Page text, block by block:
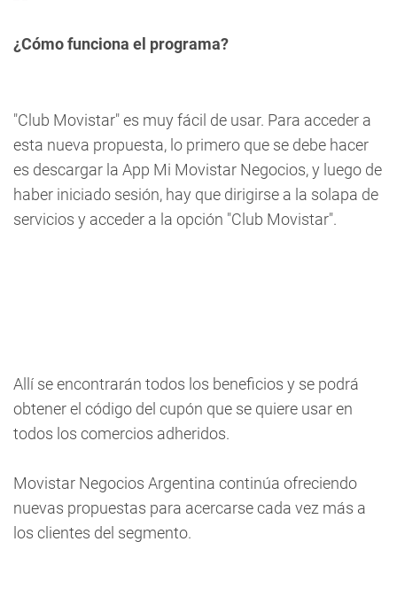
¿Cómo funciona el programa?
"Club Movistar" es muy fácil de usar. Para acceder a
esta nueva propuesta, lo primero que se debe hacer
es descargar la App Mi Movistar Negocios, y luego de
haber iniciado sesión, hay que dirigirse a la solapa de
servicios y acceder a la opción "Club Movistar".
Allí se encontrarán todos los beneficios y se podrá
obtener el código del cupón que se quiere usar en
todos los comercios adheridos.
Movistar Negocios Argentina continúa ofreciendo
nuevas propuestas para acercarse cada vez más a
los clientes del segmento.